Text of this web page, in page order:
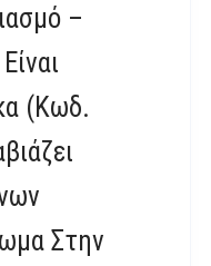
–
(Κωδ.
Στην